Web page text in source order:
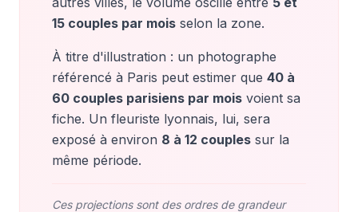
15 couples par mois selon la zone.
À titre d'illustration : un photographe
référencé à Paris peut estimer que 40 à
60 couples parisiens par mois voient sa
fiche. Un fleuriste lyonnais, lui, sera
exposé à environ 8 à 12 couples sur la
même période.
Ces projections sont des ordres de grandeur